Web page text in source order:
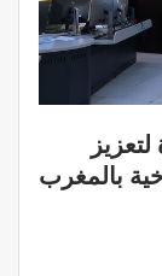
بالمغرب